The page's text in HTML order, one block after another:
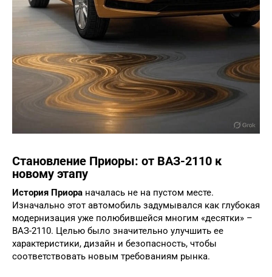
Становление Приоры: от ВАЗ-2110 к
новому этапу
История Приора началась не на пустом месте.
Изначально этот автомобиль задумывался как глубокая
модернизация уже полюбившейся многим «десятки» –
ВАЗ-2110. Целью было значительно улучшить ее
характеристики, дизайн и безопасность, чтобы
соответствовать новым требованиям рынка.